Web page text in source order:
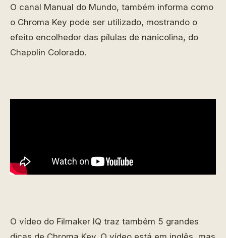
O canal Manual do Mundo, também informa como
o Chroma Key pode ser utilizado, mostrando o
efeito encolhedor das pílulas de nanicolina, do
Chapolin Colorado.
O vídeo do Filmaker IQ traz também 5 grandes